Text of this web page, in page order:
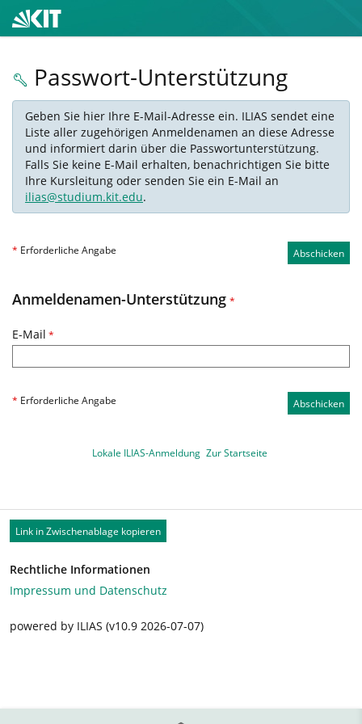
Passwort-Unterstützung
Geben Sie hier Ihre E-Mail-Adresse ein. ILIAS sendet eine
Liste aller zugehörigen Anmeldenamen an diese Adresse
und informiert darin über die Passwortunterstützung.
Falls Sie keine E-Mail erhalten, benachrichtigen Sie bitte
Ihre Kursleitung oder senden Sie ein E-Mail an
ilias@studium.kit.edu.
Abschicken
* Erforderliche Angabe
Anmeldenamen-Unterstützung *
E-Mail *
* Erforderliche Angabe Abschicken
Lokale ILIAS-Anmeldung Zur Startseite
Link in Zwischenablage kopieren
Rechtliche Informationen
Impressum und Datenschutz
powered by ILIAS (v10.9 2026-07-07)